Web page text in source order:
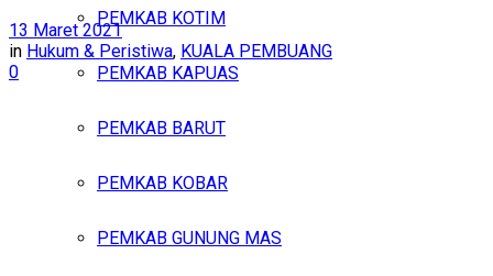
PEMKAB KOTIM
PEMKAB KAPUAS
PEMKAB BARUT
PEMKAB KOBAR
PEMKAB GUNUNG MAS
13 Maret 2021
in Hukum & Peristiwa, KUALA PEMBUANG
0